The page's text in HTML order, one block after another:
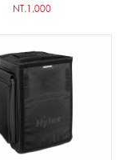
NT.1,000